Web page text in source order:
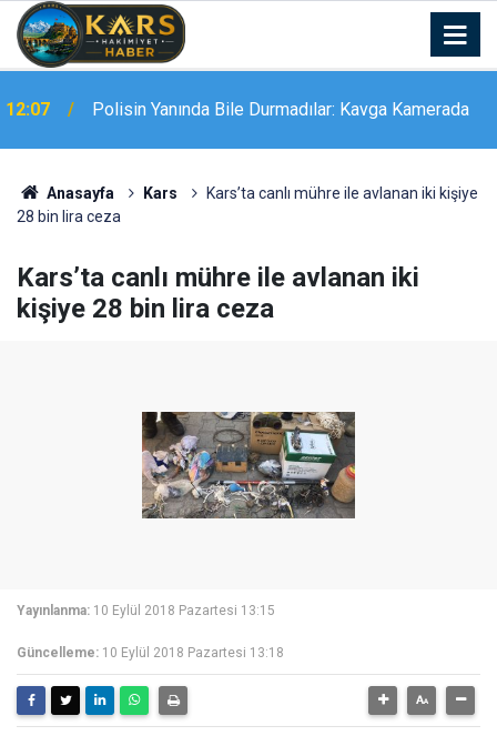
12:02
Hak Ediyor”
Anasayfa Kars
Kars’ta canlı mühre ile avlanan iki kişiye
28 bin lira ceza
Kars’ta canlı mühre ile avlanan iki
kişiye 28 bin lira ceza
Yayınlanma: 10 Eylül 2018 Pazartesi 13:15
Güncelleme: 10 Eylül 2018 Pazartesi 13:18